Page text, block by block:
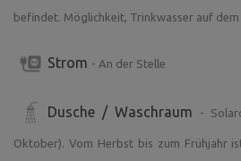
AUSSTATTUNG IM
eigene Handtücher mit),
French Press, Wasserkocher,
Wasser (Druckbehälter),
Eingangstür, Geschirr (Gläser,
Messer, Töpfe, Pfannen,
befindet. Möglichkeit, Trinkwasser auf dem
Strom - An der Stelle
Dusche / Waschraum -
Oktober). Vom Herbst bis zum Frühjahr